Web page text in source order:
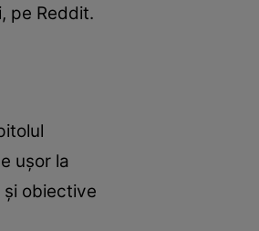
pe Reddit.
ușor la
și obiective